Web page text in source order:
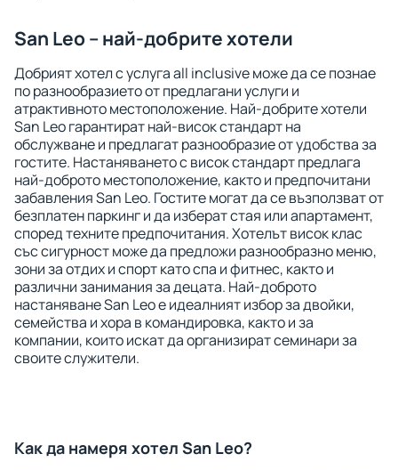
San Leo – най-добрите хотели
Добрият хотел с услуга all inclusive може да се познае
по разнообразието от предлагани услуги и
атрактивното местоположение. Най-добрите хотели
San Leo гарантират най-висок стандарт на
обслужване и предлагат разнообразие от удобства за
гостите. Настаняването с висок стандарт предлага
най-доброто местоположение, както и предпочитани
забавления San Leo. Гостите могат да се възползват от
безплатен паркинг и да изберат стая или апартамент,
според техните предпочитания. Хотелът висок клас
със сигурност може да предложи разнообразно меню,
зони за отдих и спорт като спа и фитнес, както и
различни занимания за децата. Най-доброто
настаняване San Leo е идеалният избор за двойки,
семейства и хора в командировка, както и за
компании, които искат да организират семинари за
своите служители.
Как да намеря хотел San Leo?